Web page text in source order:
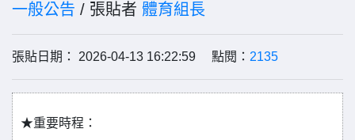
一般公告 / 張貼者 體育組長
張貼日期： 2026-04-13 16:22:59 點閱： 2135
★重要時程：